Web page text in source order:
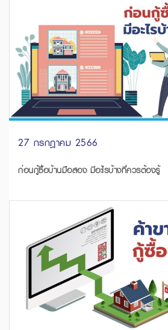
27 กรกฎาคม 2566
ก่อนกู้ซื้อบ้านมือสอง มีอะไรบ้างที่ควรต้องรู้